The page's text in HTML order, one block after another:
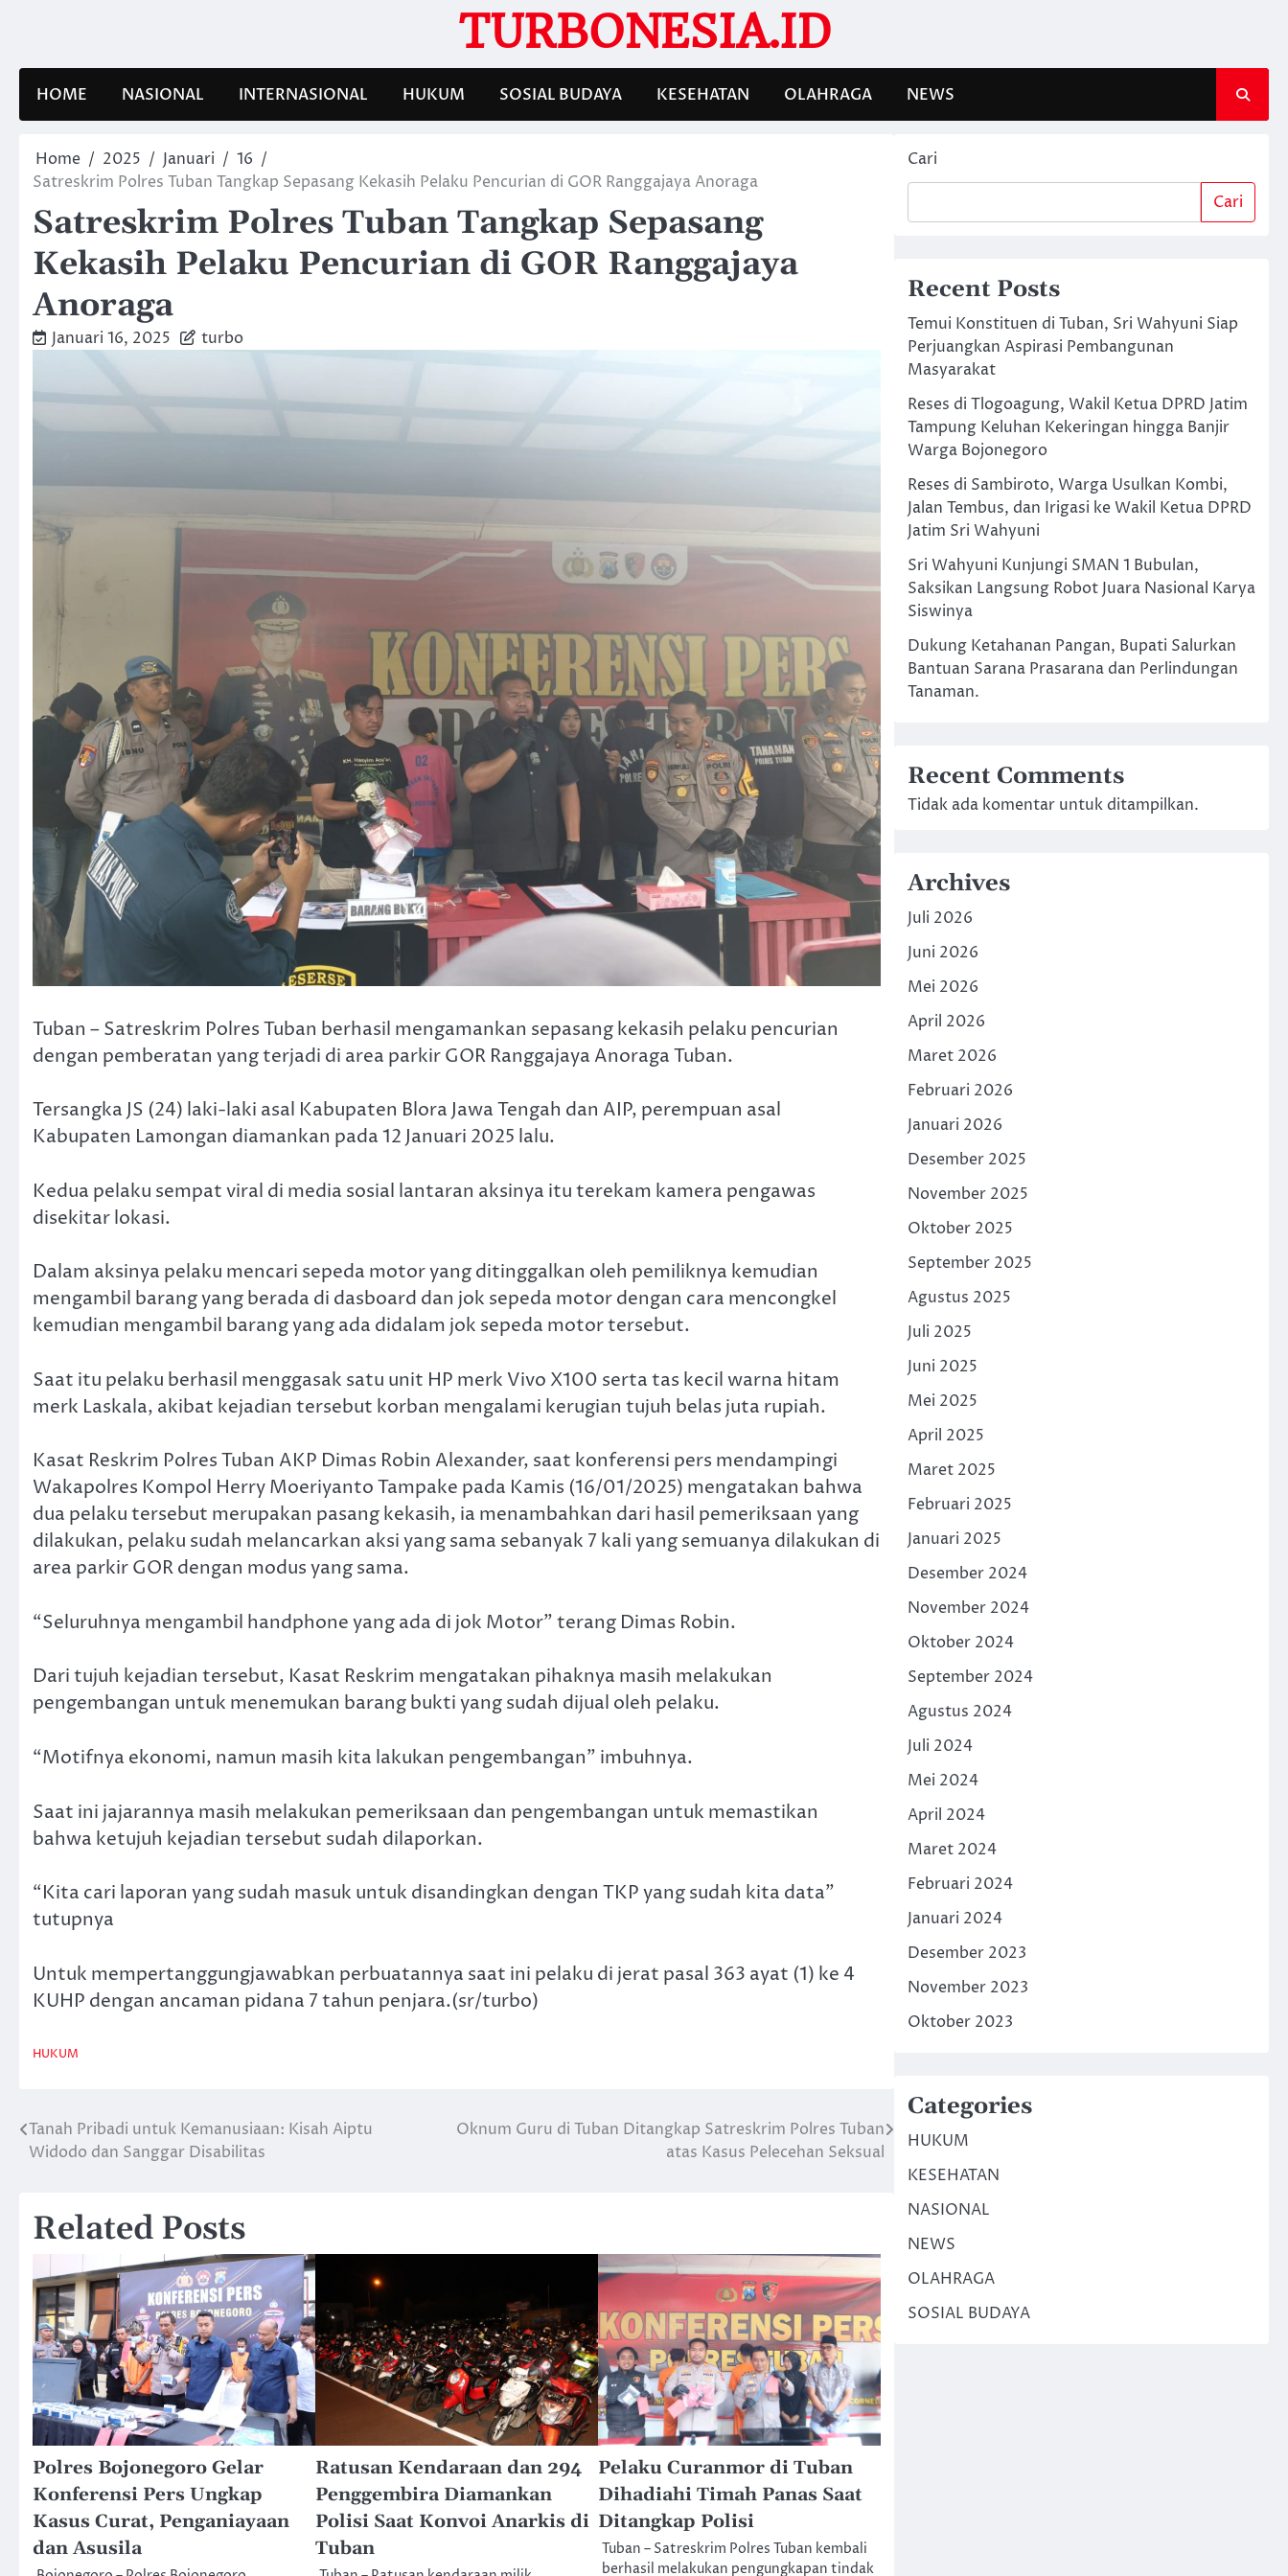
TURBONESIA.ID
HOME NASIONAL INTERNASIONAL HUKUM SOSIAL BUDAYA KESEHATAN OLAHRAGA NEWS
Home 2025 Januari
16
Satreskrim Polres Tuban Tangkap Sepasang Kekasih Pelaku Pencurian di GOR Ranggajaya Anoraga
Satreskrim Polres Tuban Tangkap Sepasang
Kekasih Pelaku Pencurian di GOR Ranggajaya
Anoraga
Januari 16, 2025 turbo
Tuban – Satreskrim Polres Tuban berhasil mengamankan sepasang kekasih pelaku pencurian
dengan pemberatan yang terjadi di area parkir GOR Ranggajaya Anoraga Tuban.
Tersangka JS (24) laki-laki asal Kabupaten Blora Jawa Tengah dan AIP, perempuan asal
Kabupaten Lamongan diamankan pada 12 Januari 2025 lalu.
Kedua pelaku sempat viral di media sosial lantaran aksinya itu terekam kamera pengawas
disekitar lokasi.
Dalam aksinya pelaku mencari sepeda motor yang ditinggalkan oleh pemiliknya kemudian
mengambil barang yang berada di dasboard dan jok sepeda motor dengan cara mencongkel
kemudian mengambil barang yang ada didalam jok sepeda motor tersebut.
Saat itu pelaku berhasil menggasak satu unit HP merk Vivo X100 serta tas kecil warna hitam
merk Laskala, akibat kejadian tersebut korban mengalami kerugian tujuh belas juta rupiah.
Kasat Reskrim Polres Tuban AKP Dimas Robin Alexander, saat konferensi pers mendampingi
Wakapolres Kompol Herry Moeriyanto Tampake pada Kamis (16/01/2025) mengatakan bahwa
dua pelaku tersebut merupakan pasang kekasih, ia menambahkan dari hasil pemeriksaan yang
dilakukan, pelaku sudah melancarkan aksi yang sama sebanyak 7 kali yang semuanya dilakukan di
area parkir GOR dengan modus yang sama.
“Seluruhnya mengambil handphone yang ada di jok Motor” terang Dimas Robin.
Dari tujuh kejadian tersebut, Kasat Reskrim mengatakan pihaknya masih melakukan
pengembangan untuk menemukan barang bukti yang sudah dijual oleh pelaku.
“Motifnya ekonomi, namun masih kita lakukan pengembangan” imbuhnya.
Saat ini jajarannya masih melakukan pemeriksaan dan pengembangan untuk memastikan
bahwa ketujuh kejadian tersebut sudah dilaporkan.
“Kita cari laporan yang sudah masuk untuk disandingkan dengan TKP yang sudah kita data”
tutupnya
Untuk mempertanggungjawabkan perbuatannya saat ini pelaku di jerat pasal 363 ayat (1) ke 4
KUHP dengan ancaman pidana 7 tahun penjara.(sr/turbo)
HUKUM
Navigasi
Tanah Pribadi untuk Kemanusiaan: Kisah Aiptu
Widodo dan Sanggar Disabilitas
Oknum Guru di Tuban Ditangkap Satreskrim Polres Tuban
atas Kasus Pelecehan Seksual
Related Posts
Polres Bojonegoro Gelar
Konferensi Pers Ungkap
Kasus Curat, Penganiayaan
dan Asusila
Ratusan Kendaraan dan 294
Penggembira Diamankan
Polisi Saat Konvoi Anarkis di
Tuban
Pelaku Curanmor di Tuban
Dihadiahi Timah Panas Saat
Ditangkap Polisi
Tuban – Satreskrim Polres Tuban kembali
berhasil melakukan pengungkapan tindak
Cari
Cari
Recent Posts
Temui Konstituen di Tuban, Sri Wahyuni Siap
Perjuangkan Aspirasi Pembangunan
Masyarakat
Reses di Tlogoagung, Wakil Ketua DPRD Jatim
Tampung Keluhan Kekeringan hingga Banjir
Warga Bojonegoro
Reses di Sambiroto, Warga Usulkan Kombi,
Jalan Tembus, dan Irigasi ke Wakil Ketua DPRD
Jatim Sri Wahyuni
Sri Wahyuni Kunjungi SMAN 1 Bubulan,
Saksikan Langsung Robot Juara Nasional Karya
Siswinya
Dukung Ketahanan Pangan, Bupati Salurkan
Bantuan Sarana Prasarana dan Perlindungan
Tanaman.
Recent Comments
Tidak ada komentar untuk ditampilkan.
Archives
Juli 2026
Juni 2026
Mei 2026
April 2026
Maret 2026
Februari 2026
Januari 2026
Desember 2025
November 2025
Oktober 2025
September 2025
Agustus 2025
Juli 2025
Juni 2025
Mei 2025
April 2025
Maret 2025
Februari 2025
Januari 2025
Desember 2024
November 2024
Oktober 2024
September 2024
Agustus 2024
Juli 2024
Mei 2024
April 2024
Maret 2024
Februari 2024
Januari 2024
Desember 2023
November 2023
Oktober 2023
Categories
HUKUM
KESEHATAN
NASIONAL
NEWS
OLAHRAGA
SOSIAL BUDAYA